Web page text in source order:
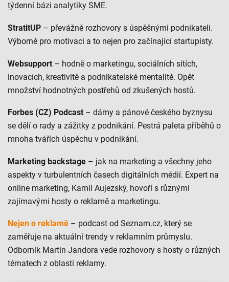
týdenní bázi analytiky SME.
StratitUP – převážně rozhovory s úspěšnými podnikateli.
Výborné pro motivaci a to nejen pro začínající startupisty.
Websupport – hodně o marketingu, sociálních sítích,
inovacích, kreativitě a podnikatelské mentalitě. Opět
množství hodnotných postřehů od zkušených hostů.
Forbes (CZ) Podcast – dámy a pánové českého byznysu
se dělí o rady a zážitky z podnikání. Pestrá paleta příběhů o
mnoha tvářích úspěchu v podnikání.
Marketing backstage – jak na marketing a všechny jeho
aspekty v turbulentních časech digitálních médií. Expert na
online marketing, Kamil Aujezský, hovoří s různými
zajímavými hosty o reklamě a marketingu.
Nejen o reklamě – podcast od Seznam.cz, který se
zaměřuje na aktuální trendy v reklamním průmyslu.
Odborník Martin Jandora vede rozhovory s hosty o různých
tématech z oblasti reklamy.